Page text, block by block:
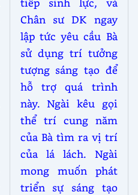
Chân sư DK ngay
lập tức yêu cầu Bà
sử dụng trí tưởng
tượng sáng tạo để
hỗ trợ quá trình
này. Ngài kêu gọi
thể trí cung năm
của Bà tìm ra vị trí
của lá lách. Ngài
mong muốn phát
triển sự sáng tạo